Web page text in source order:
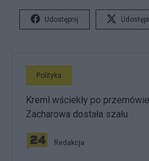
Udostępnij
Polityka
Kreml wściekły po
Zacharowa dostała szału
Redakcja